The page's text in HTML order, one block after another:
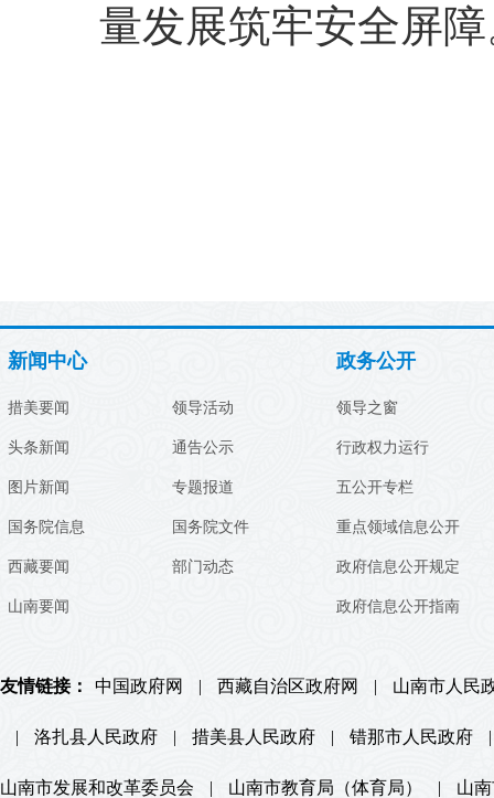
量发展筑牢安全屏
新闻中心
措美要闻
头条新闻
图片新闻
国务院信息
西藏要闻
山南要闻
领导活动
通告公示
专题报道
国务院文件
部门动态
政务公开
领导之窗
行政权力运行
五公开专栏
重点领域信息公开
政府信息公开规定
政府信息公开指南
友情链接： 中国政府网 | 西藏自治区政府网 | 山南市人民
| 洛扎县人民政府 | 措美县人民政府 | 错那市人民政府 |
山南市发展和改革委员会 | 山南市教育局（体育局） | 山